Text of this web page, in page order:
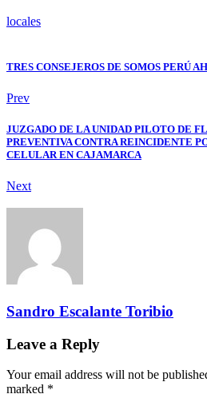
locales
TRES CONSEJEROS DE SOMOS PERÚ
Prev
JUZGADO DE LA UNIDAD PILOTO DE
PREVENTIVA CONTRA REINCIDENTE
CELULAR EN CAJAMARCA
Next
Sandro Escalante Toribio
Leave a Reply
Your email address will not be
marked *